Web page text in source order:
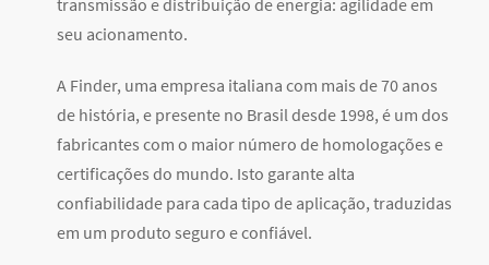
transmissão e distribuição de energia: agilidade em
seu acionamento.
A Finder, uma empresa italiana com mais de 70 anos
de história, e presente no Brasil desde 1998, é um dos
fabricantes com o maior número de homologações e
certificações do mundo. Isto garante alta
confiabilidade para cada tipo de aplicação, traduzidas
em um produto seguro e confiável.